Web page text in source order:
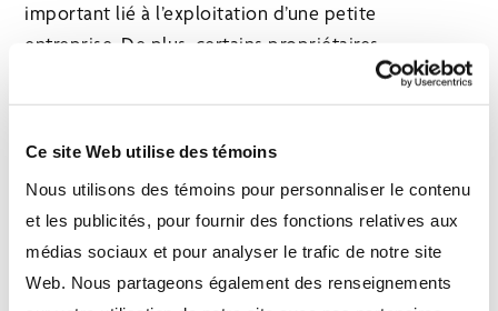
Ce site Web utilise des témoins
Nous utilisons des témoins pour personnaliser le contenu
et les publicités, pour fournir des fonctions relatives aux
médias sociaux et pour analyser le trafic de notre site
Web. Nous partageons également des renseignements
important lié à l’exploitation d’une petite
entreprise. De plus, certains propriétaires
d’entreprise peuvent vendre leurs actifs d’entreprise
dans le cadre d’une stratégie de planification de
leurs actifs, et a donc autorisé cette exclusion.
Pertes nettes en capital d’années antérieures